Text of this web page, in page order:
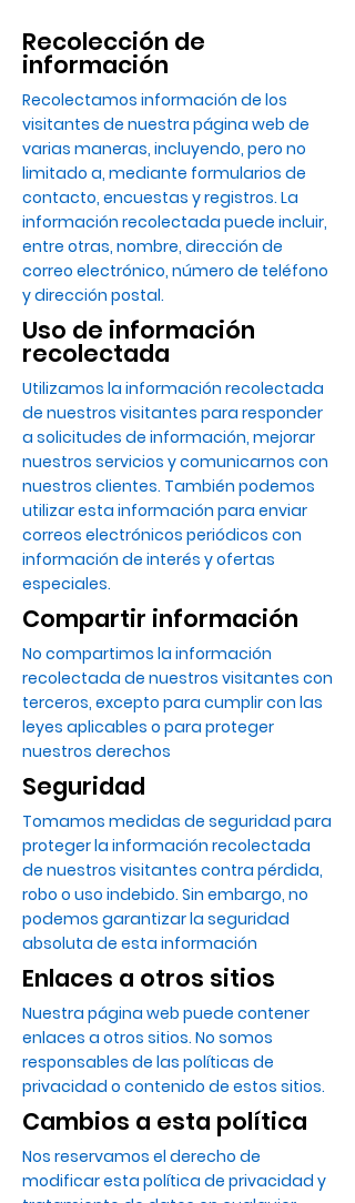
Recolección de
información
Recolectamos información de los
visitantes de nuestra página web de
varias maneras, incluyendo, pero no
limitado a, mediante formularios de
contacto, encuestas y registros. La
información recolectada puede incluir,
entre otras, nombre, dirección de
correo electrónico, número de teléfono
y dirección postal.
Uso de información
recolectada
Utilizamos la información recolectada
de nuestros visitantes para responder
a solicitudes de información, mejorar
nuestros servicios y comunicarnos con
nuestros clientes. También podemos
utilizar esta información para enviar
correos electrónicos periódicos con
información de interés y ofertas
especiales.
Compartir información
No compartimos la información
recolectada de nuestros visitantes con
terceros, excepto para cumplir con las
leyes aplicables o para proteger
nuestros derechos
Seguridad
Tomamos medidas de seguridad para
proteger la información recolectada
de nuestros visitantes contra pérdida,
robo o uso indebido. Sin embargo, no
podemos garantizar la seguridad
absoluta de esta información
Enlaces a otros sitios
Nuestra página web puede contener
enlaces a otros sitios. No somos
responsables de las políticas de
privacidad o contenido de estos sitios.
Cambios a esta política
Nos reservamos el derecho de
modificar esta política de privacidad y